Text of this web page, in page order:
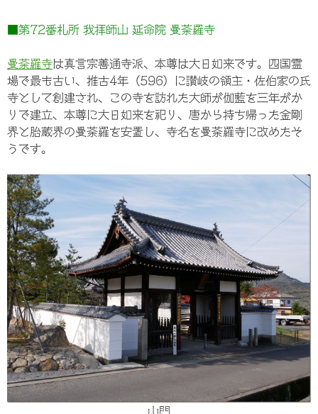
■第72番札所 我拝師山 延命院 曼荼羅寺
曼荼羅寺は真言宗善通寺派、本尊は大日如来です。四国霊
場で最も古い、推古4年（596）に讃岐の領主・佐伯家の氏
寺として創建され、この寺を訪れた大師が伽藍を三年がか
りで建立、本尊に大日如来を祀り、唐から持ち帰った金剛
界と胎蔵界の曼荼羅を安置し、寺名を曼荼羅寺に改めたそ
うです。
山門